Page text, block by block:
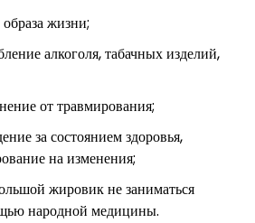
жизни;
алкоголя, табачных изделий,
от травмирования;
за состоянием здоровья,
на изменения;
жировик не заниматься
народной медицины.